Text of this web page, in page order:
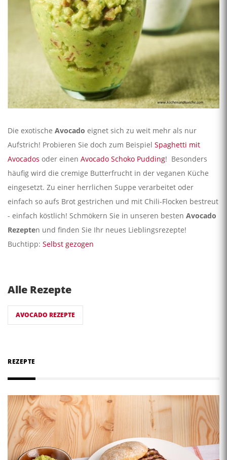
Die exotische Avocado eignet sich zu weit mehr als nur
Aufstrich! Probieren Sie doch zum Beispiel Spaghetti mit
Avocados oder einen Avocado Schoko Pudding! Besonders
häufig wird die cremige Butterfrucht in der veganen Küche
eingesetzt. Zu einer herrlichen Suppe verarbeitet oder
einfach so aufs Brot gestrichen und mit Chili-Flocken bestreut
- einfach köstlich! Schmökern Sie in unseren besten Avocado
Rezepten und finden Sie Ihr neues Lieblingsrezepte!
Buchtipp: Selbst gezogen
Alle Rezepte
AVOCADO REZEPTE
REZEPTE